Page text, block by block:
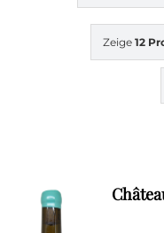
Zeige 12